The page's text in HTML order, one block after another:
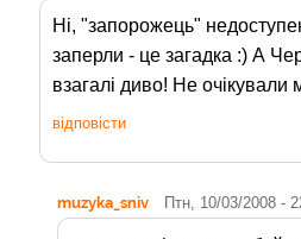
Ні, "запорожець"
заперли - це загадка :) А
взагалі диво! Не очікували
відповісти
muzyka_sniv Птн, 10/03/2008 -